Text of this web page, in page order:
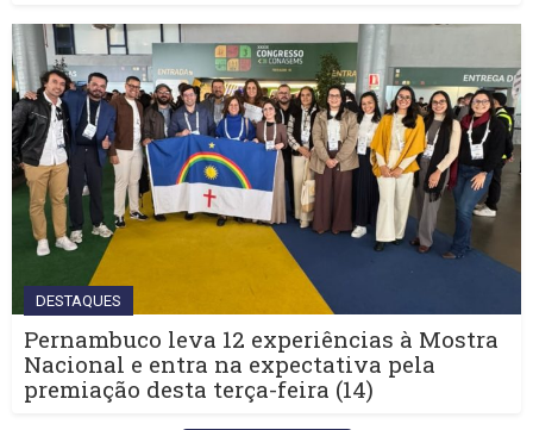
DESTAQUES
Pernambuco leva 12 experiências à Mostra
Nacional e entra na expectativa pela
premiação desta terça-feira (14)